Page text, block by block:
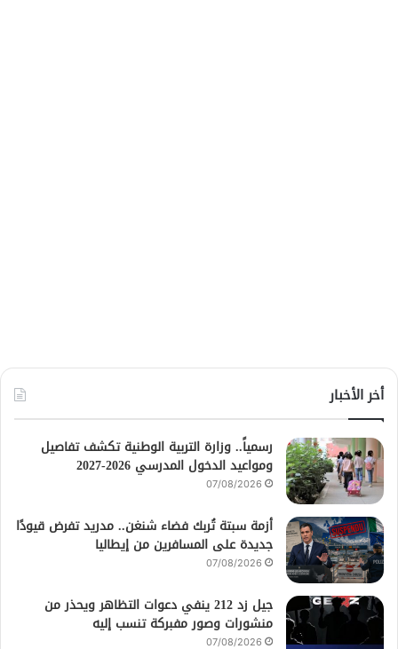
أخر الأخبار
رسمياً.. وزارة التربية الوطنية تكشف تفاصيل
ومواعيد الدخول المدرسي 2026-2027
07/08/2026
أزمة سبتة تُربك فضاء شنغن.. مدريد تفرض قيودًا
جديدة على المسافرين من إيطاليا
07/08/2026
جيل زد 212 ينفي دعوات التظاهر ويحذر من
منشورات وصور مفبركة تنسب إليه
07/08/2026